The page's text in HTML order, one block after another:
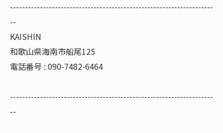
--------------------------------------------------------------------
--
KAISHIN
和歌山県海南市船尾125
電話番号 : 090-7482-6464
--------------------------------------------------------------------
--